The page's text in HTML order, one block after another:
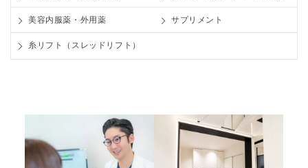
美容内服薬・外用薬 サプリメント
糸リフト（スレッドリフト）